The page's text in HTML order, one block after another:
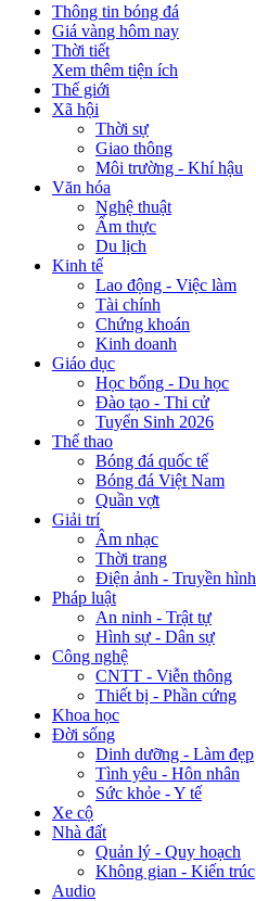
Thông tin bóng đá
Giá vàng hôm nay
Thời tiết
Xem thêm tiện ích
Thế giới
Xã hội
Thời sự
Giao thông
Môi trường - Khí hậu
Văn hóa
Nghệ thuật
Ẩm thực
Du lịch
Kinh tế
Lao động - Việc làm
Tài chính
Chứng khoán
Kinh doanh
Giáo dục
Học bổng - Du học
Đào tạo - Thi cử
Tuyển Sinh 2026
Thể thao
Bóng đá quốc tế
Bóng đá Việt Nam
Quần vợt
Giải trí
Âm nhạc
Thời trang
Điện ảnh - Truyền hình
Pháp luật
An ninh - Trật tự
Hình sự - Dân sự
Công nghệ
CNTT - Viễn thông
Thiết bị - Phần cứng
Khoa học
Đời sống
Dinh dưỡng - Làm đẹp
Tình yêu - Hôn nhân
Sức khỏe - Y tế
Xe cộ
Nhà đất
Quản lý - Quy hoạch
Không gian - Kiến trúc
Audio